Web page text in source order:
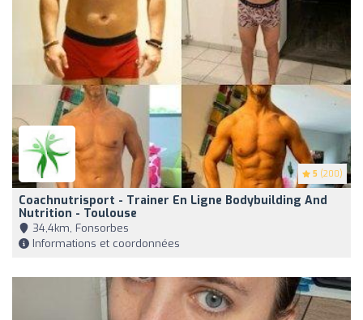
5 (200)
Coachnutrisport - Trainer En Ligne Bodybuilding And
Nutrition - Toulouse
34,4km, Fonsorbes
Informations et coordonnées